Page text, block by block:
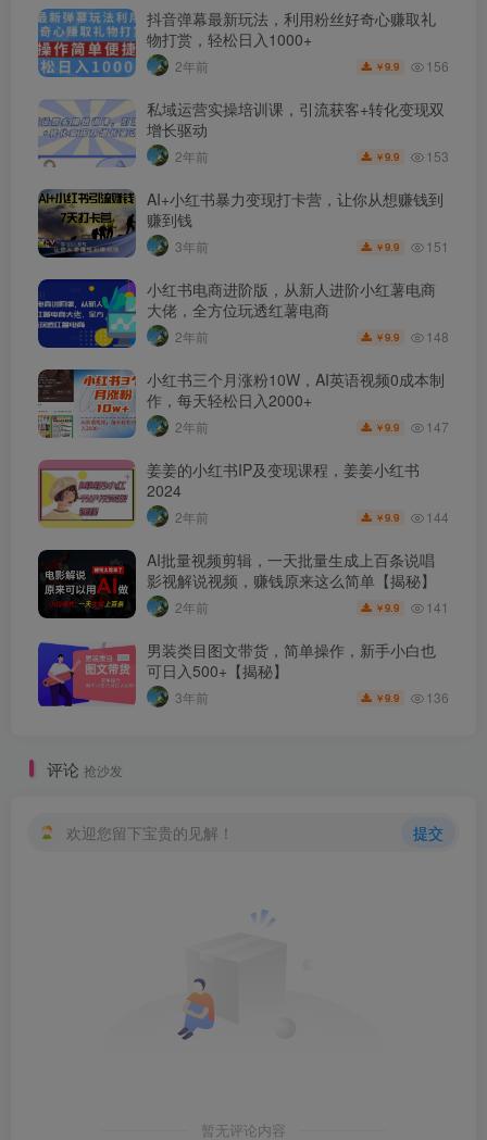
抖音弹幕最新玩法，利用粉丝好奇心赚取礼
物打赏，轻松日入1000+
2年前 ￥9.9 156
私域运营实操培训课，引流获客+转化变现双
增长驱动
2年前 ￥9.9 153
AI+小红书暴力变现打卡营，让你从想赚钱到
赚到钱
3年前 ￥9.9 151
小红书电商进阶版，从新人进阶小红薯电商
大佬，全方位玩透红薯电商
2年前 ￥9.9 148
小红书三个月涨粉10W，AI英语视频0成本制
作，每天轻松日入2000+
2年前 ￥9.9 147
姜姜的小红书IP及变现课程，姜姜小红书
2024
2年前 ￥9.9 144
AI批量视频剪辑，一天批量生成上百条说唱
影视解说视频，赚钱原来这么简单【揭秘】
2年前 ￥9.9 141
男装类目图文带货，简单操作，新手小白也
可日入500+【揭秘】
3年前 ￥9.9 136
评论 抢沙发
欢迎您留下宝贵的见解！ 提交
暂无评论内容